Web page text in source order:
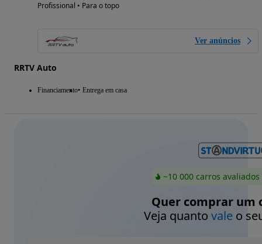
Profissional • Para o topo
Ver anúncios
RRTV Auto
Financiamento Entrega em casa
~10 000 carros
Quer comprar um
Veja quanto valeo